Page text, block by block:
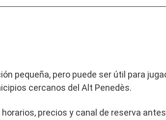
pequeña, pero puede ser útil para
cercanos del Alt Penedès.
precios y canal de reserva